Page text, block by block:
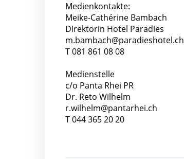
Medienkontakte:
Meike-Cathérine Bambach
Direktorin Hotel Paradies
m.bambach@paradieshotel.ch
T 081 861 08 08
Medienstelle
c/o Panta Rhei PR
Dr. Reto Wilhelm
r.wilhelm@pantarhei.ch
T 044 365 20 20